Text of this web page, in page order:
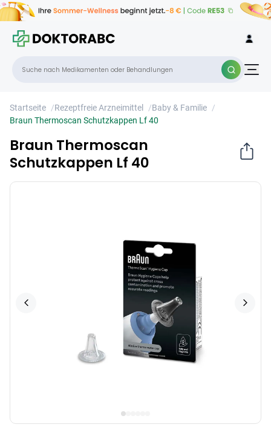
Startseite /Rezeptfreie Arzneimittel /Baby & Familie /
Braun Thermoscan Schutzkappen Lf 40
Braun Thermoscan
Schutzkappen Lf 40
×